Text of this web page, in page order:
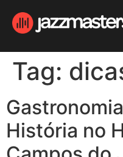
Tag:
História no